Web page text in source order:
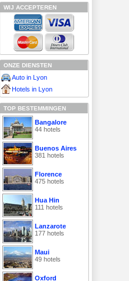
WIJ ACCEPTEREN
ONZE DIENSTEN
Auto in Lyon
Hotels in Lyon
TOP BESTEMMINGEN
Bangalore
44 hotels
Buenos Aires
381 hotels
Florence
475 hotels
Hua Hin
111 hotels
Lanzarote
177 hotels
Maui
49 hotels
Oxford